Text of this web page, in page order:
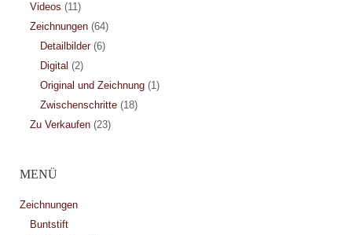
Videos (11)
Zeichnungen(64)
Detailbilder(6)
Digital (2)
Original und Zeichnung(1)
Zwischenschritte(18)
Zu Verkaufen(23)
MENÜ
Zeichnungen
Buntstift